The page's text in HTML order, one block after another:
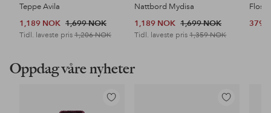
Teppe Avila
1,189 NOK 1,699 NOK
Tidl. laveste pris 1,206 NOK
Nattbord Mydisa
1,189 NOK 1,699 NOK
Tidl. laveste pris1,359 NOK
379
Oppdag våre nyheter
Legg
Legg